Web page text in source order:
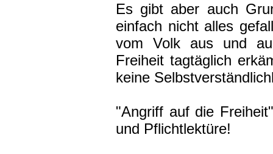
Es gibt aber auch
einfach nicht alles
vom Volk aus und
Freiheit tagtäglich
keine
"Angriff auf die
und Pflichtlektüre!